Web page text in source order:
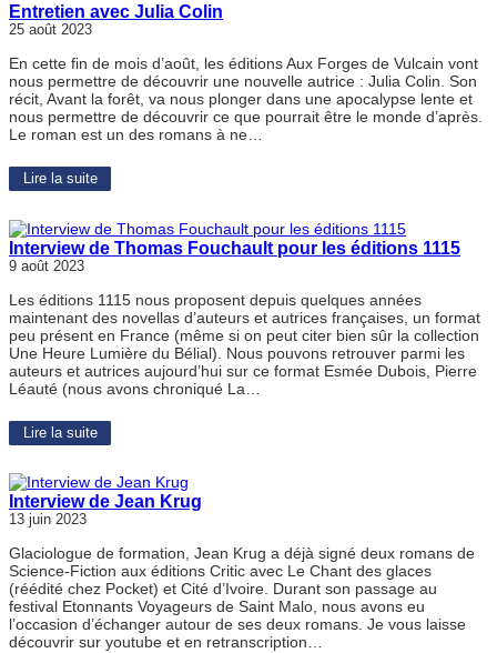
Entretien avec Julia Colin
25 août 2023
En cette fin de mois d’août, les éditions Aux Forges de Vulcain vont
nous permettre de découvrir une nouvelle autrice : Julia Colin. Son
récit, Avant la forêt, va nous plonger dans une apocalypse lente et
nous permettre de découvrir ce que pourrait être le monde d’après.
Le roman est un des romans à ne…
Lire la suite
Interview de Thomas Fouchault pour les éditions 1115
9 août 2023
Les éditions 1115 nous proposent depuis quelques années
maintenant des novellas d’auteurs et autrices françaises, un format
peu présent en France (même si on peut citer bien sûr la collection
Une Heure Lumière du Bélial). Nous pouvons retrouver parmi les
auteurs et autrices aujourd’hui sur ce format Esmée Dubois, Pierre
Léauté (nous avons chroniqué La…
Lire la suite
Interview de Jean Krug
13 juin 2023
Glaciologue de formation, Jean Krug a déjà signé deux romans de
Science-Fiction aux éditions Critic avec Le Chant des glaces
(réédité chez Pocket) et Cité d’Ivoire. Durant son passage au
festival Etonnants Voyageurs de Saint Malo, nous avons eu
l’occasion d’échanger autour de ses deux romans. Je vous laisse
découvrir sur youtube et en retranscription…